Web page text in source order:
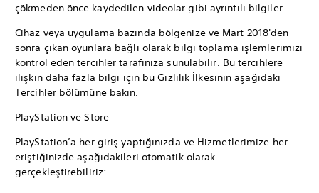
çökmeden önce kaydedilen videolar gibi ayrıntılı bilgiler.
Cihaz veya uygulama bazında bölgenize ve Mart 2018'den
sonra çıkan oyunlara bağlı olarak bilgi toplama işlemlerimizi
kontrol eden tercihler tarafınıza sunulabilir. Bu tercihlere
ilişkin daha fazla bilgi için bu Gizlilik İlkesinin aşağıdaki
Tercihler bölümüne bakın.
PlayStation ve Store
PlayStation’a her giriş yaptığınızda ve Hizmetlerimize her
eriştiğinizde aşağıdakileri otomatik olarak
gerçekleştirebiliriz: